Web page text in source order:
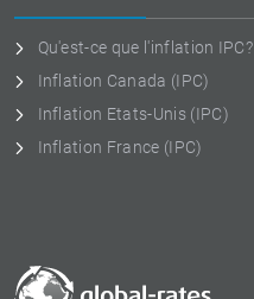
Qu'est-ce que l'inflation IPC?
Inflation Canada (IPC)
Inflation Etats-Unis (IPC)
Inflation France (IPC)